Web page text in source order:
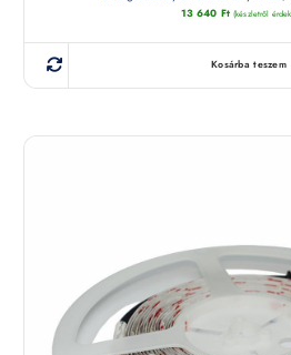
13 640 Ft (készletről
Kosárba teszem